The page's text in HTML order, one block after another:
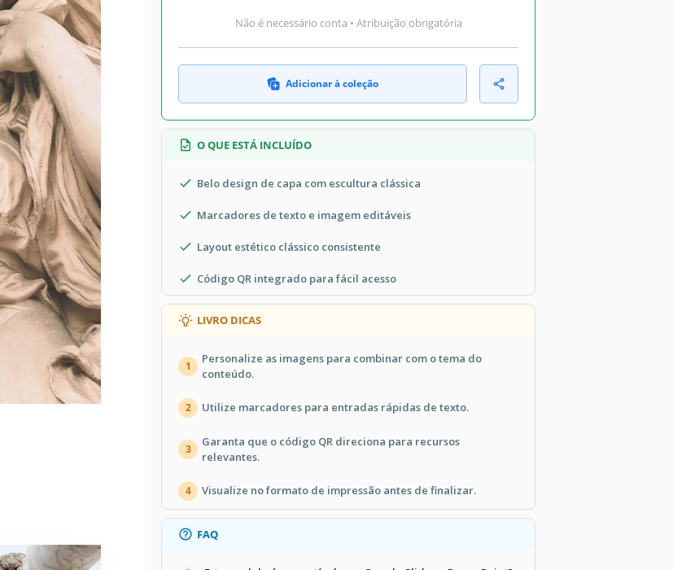
Não é necessário conta • Atribuição obrigatória
Adicionar à coleção
O QUE ESTÁ INCLUÍDO
Belo design de capa com escultura clássica
Marcadores de texto e imagem editáveis
Layout estético clássico consistente
Código QR integrado para fácil acesso
LIVRO DICAS
1
Personalize as imagens para combinar com o tema do
conteúdo.
2 Utilize marcadores para entradas rápidas de texto.
3
Garanta que o código QR direciona para recursos
relevantes.
4 Visualize no formato de impressão antes de finalizar.
FAQ